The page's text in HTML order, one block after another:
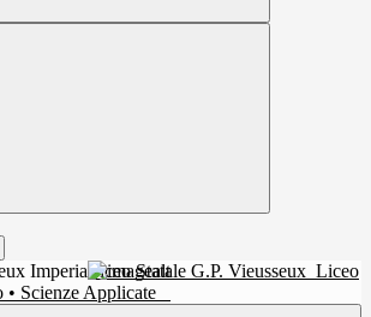
Liceo Statale G.P. Vieusseux Liceo
• Scienze Applicate